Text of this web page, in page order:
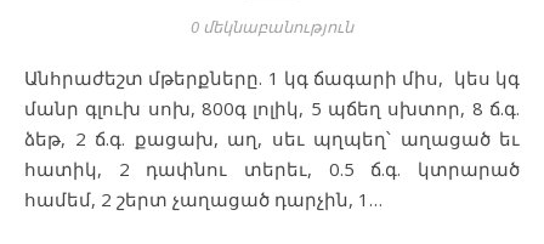
0 մեկնաբանություն
Անհրաժեշտ մթերքները. 1 կգ ճագարի միս, կես կգ
մանր գլուխ սոխ, 800գ լոլիկ, 5 պճեղ սխտոր, 8 ճ.գ.
ձեթ, 2 ճ.գ. քացախ, աղ, սեւ պղպեղ՝ աղացած եւ
հատիկ, 2 դափնու տերեւ, 0.5 ճ.գ. կտրարած
համեմ, 2 շերտ չաղացած դարչին, 1…